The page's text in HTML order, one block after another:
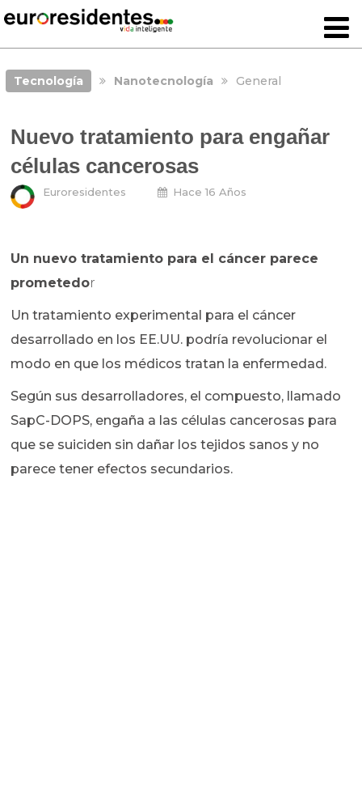
Tecnología Nanotecnología General
Nuevo tratamiento para engañar
células cancerosas
Euroresidentes Hace 16 Años
Un nuevo tratamiento para el cáncer parece
prometedor
Un tratamiento experimental para el cáncer
desarrollado en los EE.UU. podría revolucionar el
modo en que los médicos tratan la enfermedad.
Según sus desarrolladores, el compuesto, llamado
SapC-DOPS, engaña a las células cancerosas para
que se suiciden sin dañar los tejidos sanos y no
parece tener efectos secundarios.